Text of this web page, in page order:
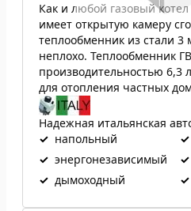
Как и любой газовый
имеет открытую камеру
теплообменник из стали 3
неплохо. Теплообменник
производительностью 6,3
для отопления частных
Надежная итальянская
✓ напольный ✓
✓ энергонезависимый ✓
✓ дымоходный ✓